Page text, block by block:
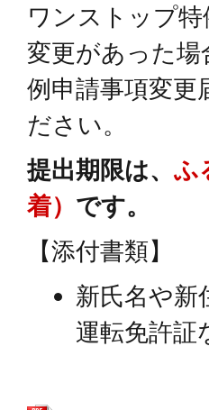
ワンストップ
変更があった場
例申請事項変更
ださい。
提出期限は、 ふ
着） です。
【添付書類】
新氏名や新
運転免許証